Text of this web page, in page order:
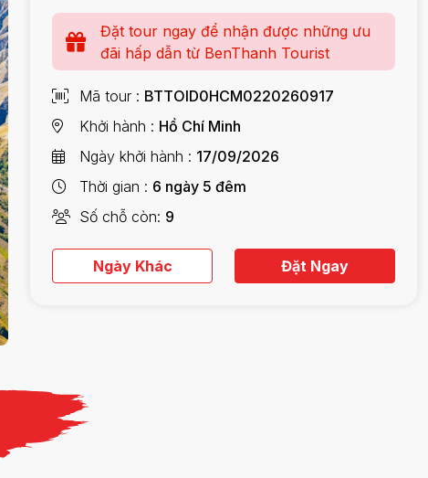
Đặt tour ngay để nhận được những ưu
đãi hấp dẫn từ BenThanh Tourist
Mã tour
BTTOID0HCM0220260917
Khởi hành
Hồ Chí Minh
Ngày khởi hành
17/09/2026
Thời gian
6 ngày 5 đêm
Số chỗ còn 9
Ngày Khác Đặt Ngay